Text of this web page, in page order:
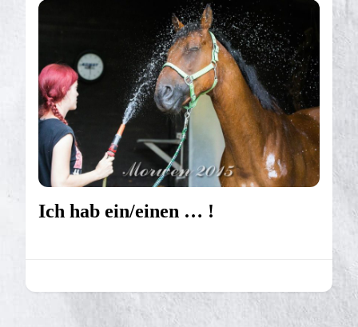
Ich hab ein/einen … !